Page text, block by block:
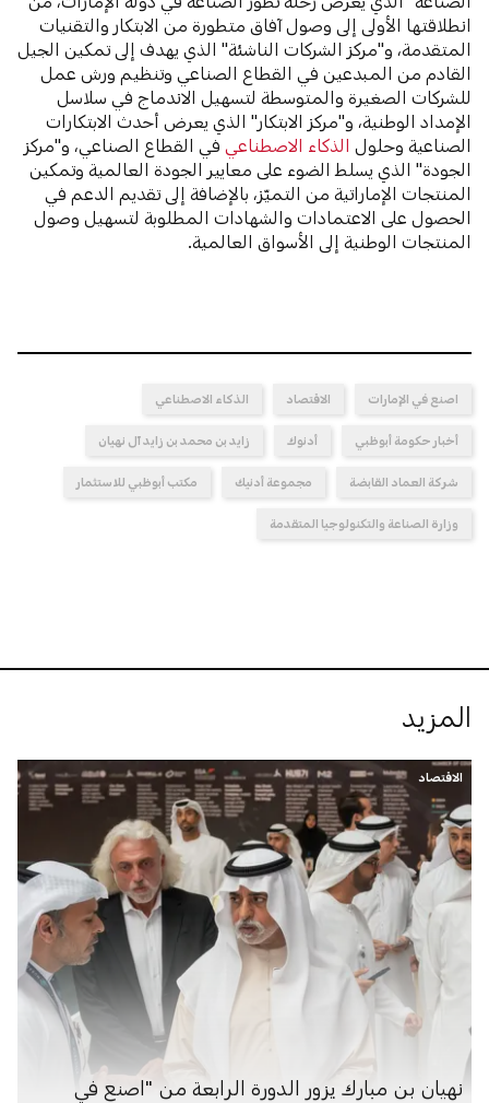
انطلاقتها الأولى إلى وصول آفاق متطورة من الابتكار والتقنيات
المتقدمة، و"مركز الشركات الناشئة" الذي يهدف إلى تمكين الجيل
القادم من المبدعين في القطاع الصناعي وتنظيم ورش عمل
للشركات الصغيرة والمتوسطة لتسهيل الاندماج في سلاسل
الإمداد الوطنية، و"مركز الابتكار" الذي يعرض أحدث الابتكارات
الصناعية وحلول الذكاء الاصطناعي في القطاع الصناعي، و"مركز
الجودة" الذي يسلط الضوء على معايير الجودة العالمية وتمكين
المنتجات الإماراتية من التميّز، بالإضافة إلى تقديم الدعم في
الحصول على الاعتمادات والشهادات المطلوبة لتسهيل وصول
المنتجات الوطنية إلى الأسواق العالمية.
اصنع في الإمارات الاقتصاد الذكاء الاصطناعي
أخبار حكومة أبوظبي أدنوك زايد بن محمد بن زايد آل نهيان
شركة العماد القابضة مجموعة أدنيك مكتب أبوظبي للاستثمار
وزارة الصناعة والتكنولوجيا المتقدمة
المزيد
الاقتصاد
نهيان بن مبارك يزور الدورة الرابعة من "اصنع في